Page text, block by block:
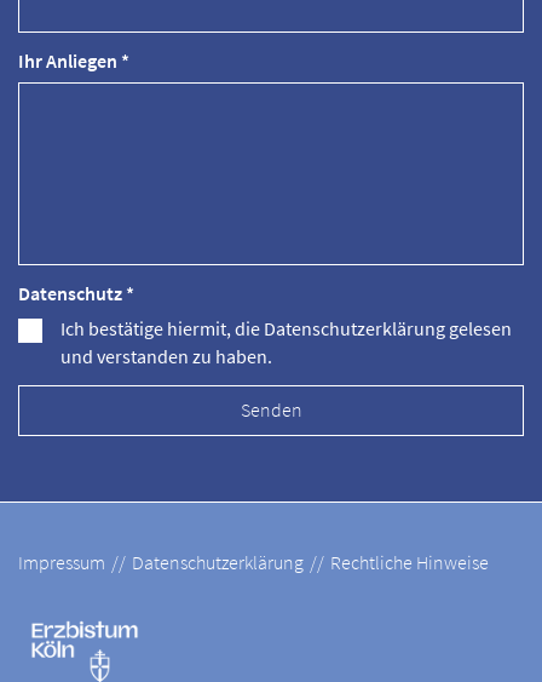
Ihr Anliegen *
Datenschutz *
Ich bestätige hiermit, die Datenschutzerklärung gelesen
und verstanden zu haben.
Impressum Datenschutzerklärung Rechtliche Hinweise